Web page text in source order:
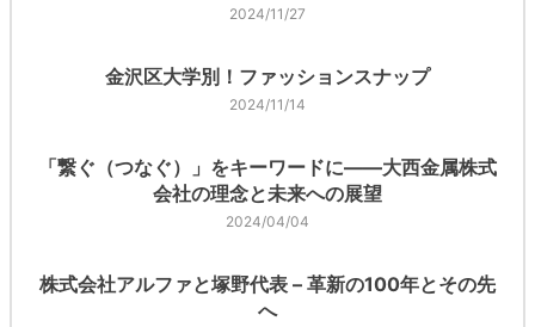
2024/11/27
金沢区大学別！ファッションスナップ
2024/11/14
「繋ぐ（つなぐ）」をキーワードに――大西金属株式
会社の理念と未来への展望
2024/04/04
株式会社アルファと塚野代表 – 革新の100年とその先
へ